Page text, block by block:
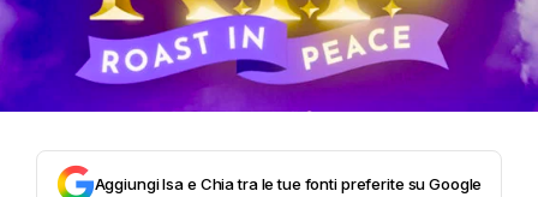
Aggiungi Isa e Chia tra le tue fonti preferite su Google